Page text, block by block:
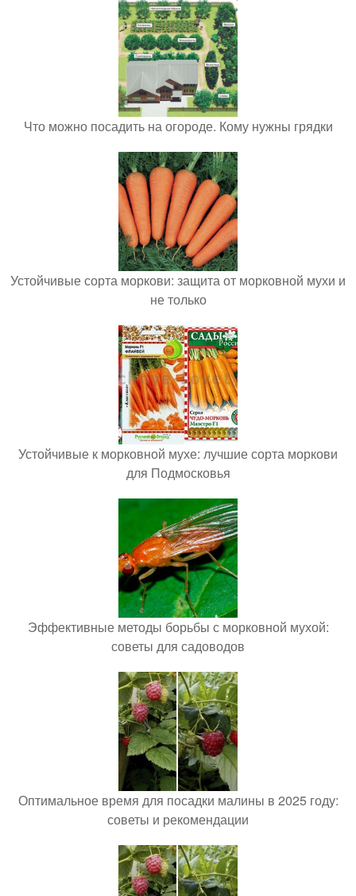
Что можно посадить на огороде. Кому нужны грядки
Устойчивые сорта моркови: защита от морковной мухи и
не только
Устойчивые к морковной мухе: лучшие сорта моркови
для Подмосковья
Эффективные методы борьбы с морковной мухой:
советы для садоводов
Оптимальное время для посадки малины в 2025 году:
советы и рекомендации